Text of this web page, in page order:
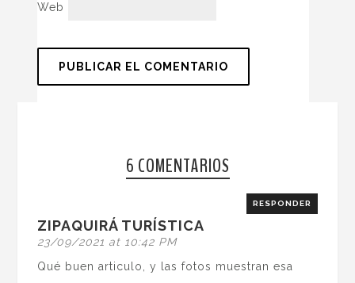
Web
6 COMENTARIOS
ZIPAQUIRÁ TURÍSTICA
23/09/2021 at 10:42 PM
RESPONDER
Qué buen articulo, y las fotos muestran esa